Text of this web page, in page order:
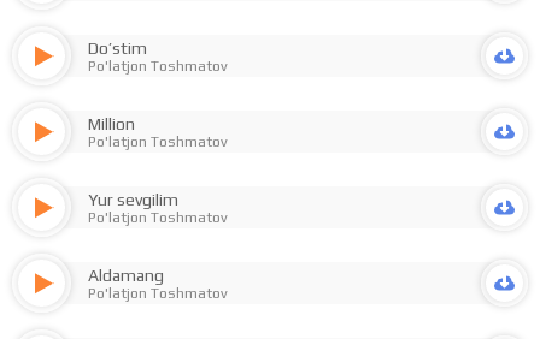
Do’stim
Po'latjon Toshmatov
Million
Po'latjon Toshmatov
Yur sevgilim
Po'latjon Toshmatov
Aldamang
Po'latjon Toshmatov